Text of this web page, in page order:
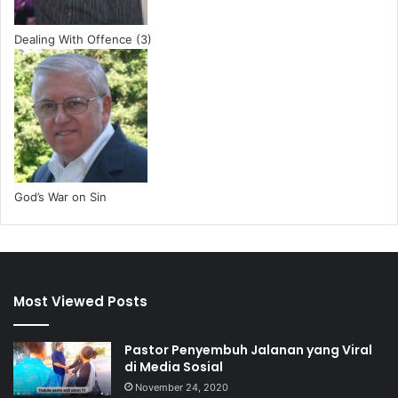
Dealing With Offence (3)
God’s War on Sin
Most Viewed Posts
Pastor Penyembuh Jalanan yang Viral
di Media Sosial
November 24, 2020